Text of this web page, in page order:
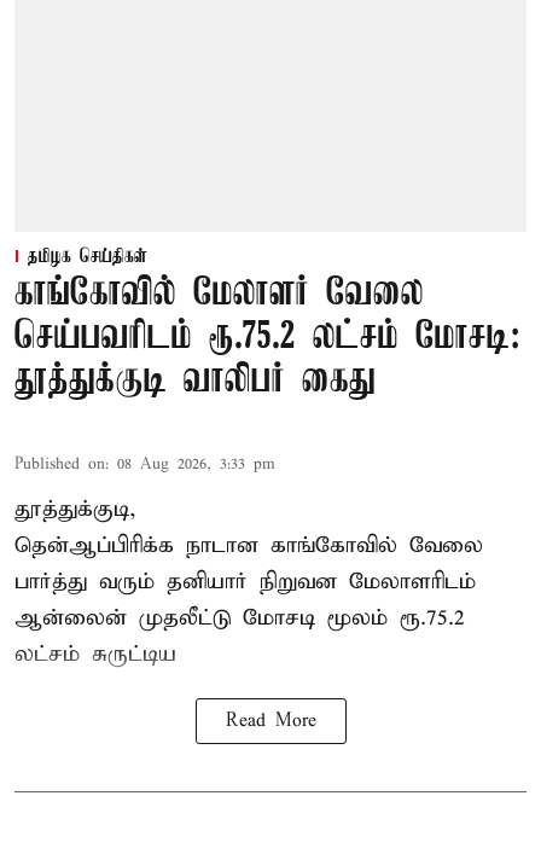
தமிழக செய்திகள்
காங்கோவில் மேலாளர் வேலை
செய்பவரிடம் ரூ.75.2 லட்சம் மோசடி:
தூத்துக்குடி வாலிபர் கைது
Published on: 08 Aug 2026, 3:33 pm
தூத்துக்குடி,
தென்ஆப்பிரிக்க நாடான காங்கோவில் வேலை
பார்த்து வரும் தனியார் நிறுவன மேலாளரிடம்
ஆன்லைன் முதலீட்டு மோசடி மூலம் ரூ.75.2
லட்சம் சுருட்டிய
Read More